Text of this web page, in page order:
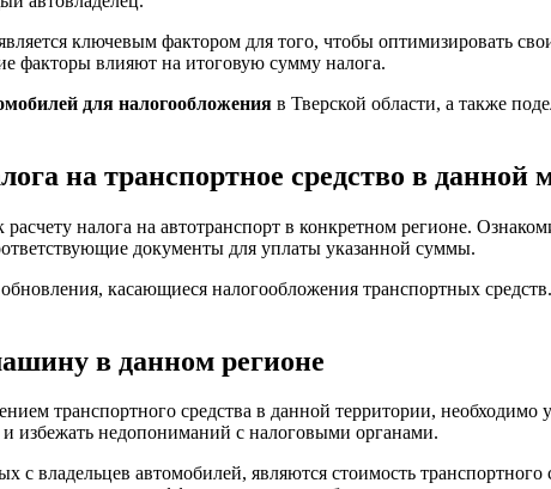
ключевым фактором для того, чтобы оптимизировать
факторы влияют на итоговую сумму налога.
для налогообложения в Тверской области, а также
на транспортное средство в данной
налога на автотранспорт в конкретном регионе.
документы для уплаты указанной суммы.
касающиеся налогообложения транспортных
в данном регионе
транспортного средства в данной территории,
избежать недопониманий с налоговыми органами.
автомобилей, являются стоимость транспортного